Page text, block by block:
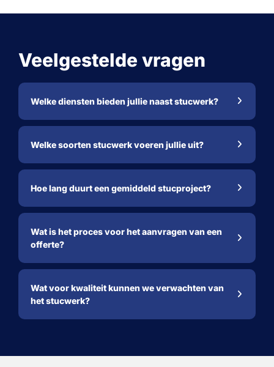
Veelgestelde vragen
Welke diensten bieden jullie naast stucwerk?
Welke soorten stucwerk voeren jullie uit?
Hoe lang duurt een gemiddeld stucproject?
Wat is het proces voor het aanvragen van een
offerte?
Wat voor kwaliteit kunnen we verwachten van
het stucwerk?